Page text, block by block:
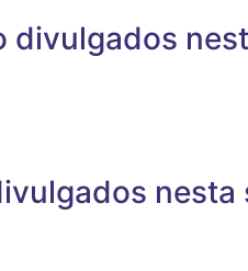
divulgados
nesta